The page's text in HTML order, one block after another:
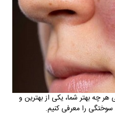
چه بهتر شما، یکی از بهترین و
سوختگی را معرفی کنیم.